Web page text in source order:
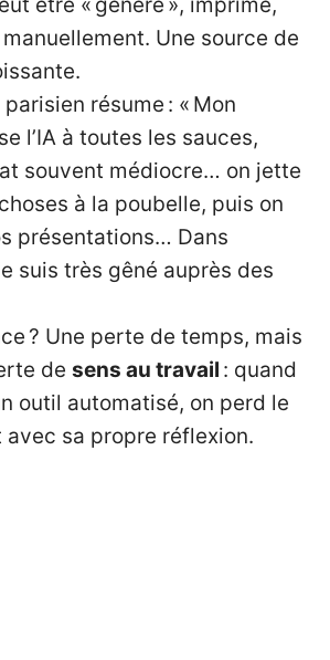
Une source de
résume : « Mon
l’IA à toutes les sauces,
souvent médiocre… on jette
à la poubelle, puis on
présentations… Dans
suis très gêné auprès des
? Une perte de temps, mais
de sens au travail : quand
outil automatisé, on perd le
sa propre réflexion.